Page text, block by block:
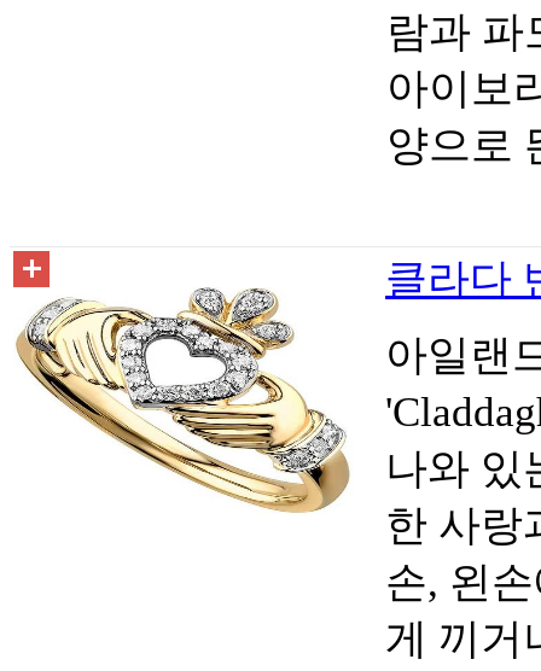
람과 파
아이보
양으로
클라다
아일랜
나와 있
한 사랑
손, 왼
게 끼거